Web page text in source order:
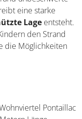
dieser kleinere
Liegestühle
und